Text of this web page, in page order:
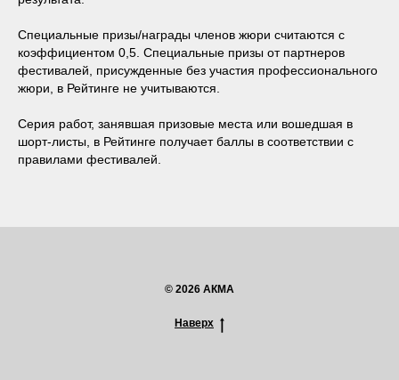
Специальные призы/награды членов жюри считаются с
коэффициентом 0,5. Специальные призы от партнеров
фестивалей, присужденные без участия профессионального
жюри, в Рейтинге не учитываются.
Серия работ, занявшая призовые места или вошедшая в
шорт-листы, в Рейтинге получает баллы в соответствии с
правилами фестивалей.
© 2026 АКМА
Наверх